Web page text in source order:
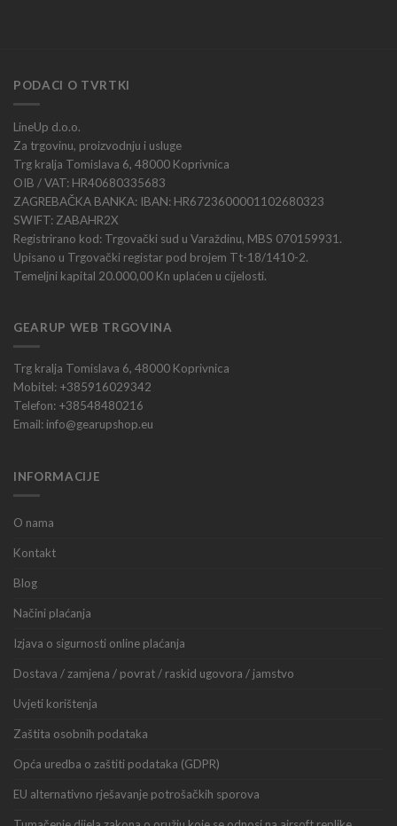
PODACI O TVRTKI
LineUp d.o.o.
Za trgovinu, proizvodnju i usluge
Trg kralja Tomislava 6, 48000 Koprivnica
OIB / VAT: HR40680335683
ZAGREBAČKA BANKA: IBAN: HR6723600001102680323
SWIFT: ZABAHR2X
Registrirano kod: Trgovački sud u Varaždinu, MBS 070159931.
Upisano u Trgovački registar pod brojem Tt-18/1410-2.
Temeljni kapital 20.000,00 Kn uplaćen u cijelosti.
GEARUP WEB TRGOVINA
Trg kralja Tomislava 6, 48000 Koprivnica
Mobitel: +385916029342
Telefon: +38548480216
Email: info@gearupshop.eu
INFORMACIJE
O nama
Kontakt
Blog
Načini plaćanja
Izjava o sigurnosti online plaćanja
Dostava / zamjena / povrat / raskid ugovora / jamstvo
Uvjeti korištenja
Zaštita osobnih podataka
Opća uredba o zaštiti podataka (GDPR)
EU alternativno rješavanje potrošačkih sporova